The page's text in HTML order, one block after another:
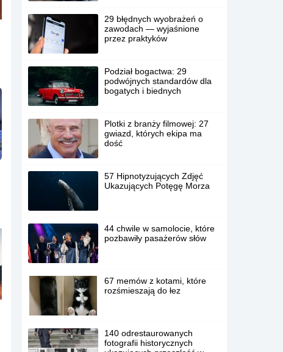
29 błędnych wyobrażeń o
zawodach — wyjaśnione
przez praktyków
Podział bogactwa: 29
podwójnych standardów dla
bogatych i biednych
Plotki z branży filmowej: 27
gwiazd, których ekipa ma
dość
57 Hipnotyzujących Zdjęć
Ukazujących Potęgę Morza
44 chwile w samolocie, które
pozbawiły pasażerów słów
67 memów z kotami, które
rozśmieszają do łez
140 odrestaurowanych
fotografii historycznych